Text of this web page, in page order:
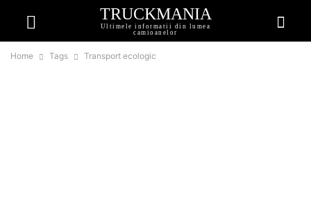
TRUCKMANIA
Ultimele informatii din lumea
camioanelor
Home Tags Transport ecologic